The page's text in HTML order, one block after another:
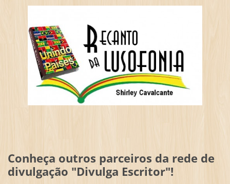
Conheça outros parceiros da rede de
divulgação "Divulga Escritor"!